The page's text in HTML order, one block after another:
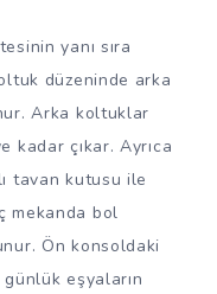
yanı sıra
düzeninde arka
Arka koltuklar
kadar çıkar. Ayrıca
tavan kutusu ile
mekanda bol
Ön konsoldaki
eşyaların